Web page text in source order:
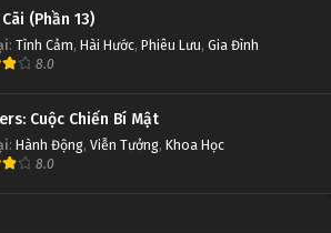
(Phần 13)
: Tình Cảm, Hài Hước, Phiêu Lưu, Gia Đình
8.0
Cuộc Chiến Bí Mật
: Hành Động, Viễn Tưởng, Khoa Học
8.0